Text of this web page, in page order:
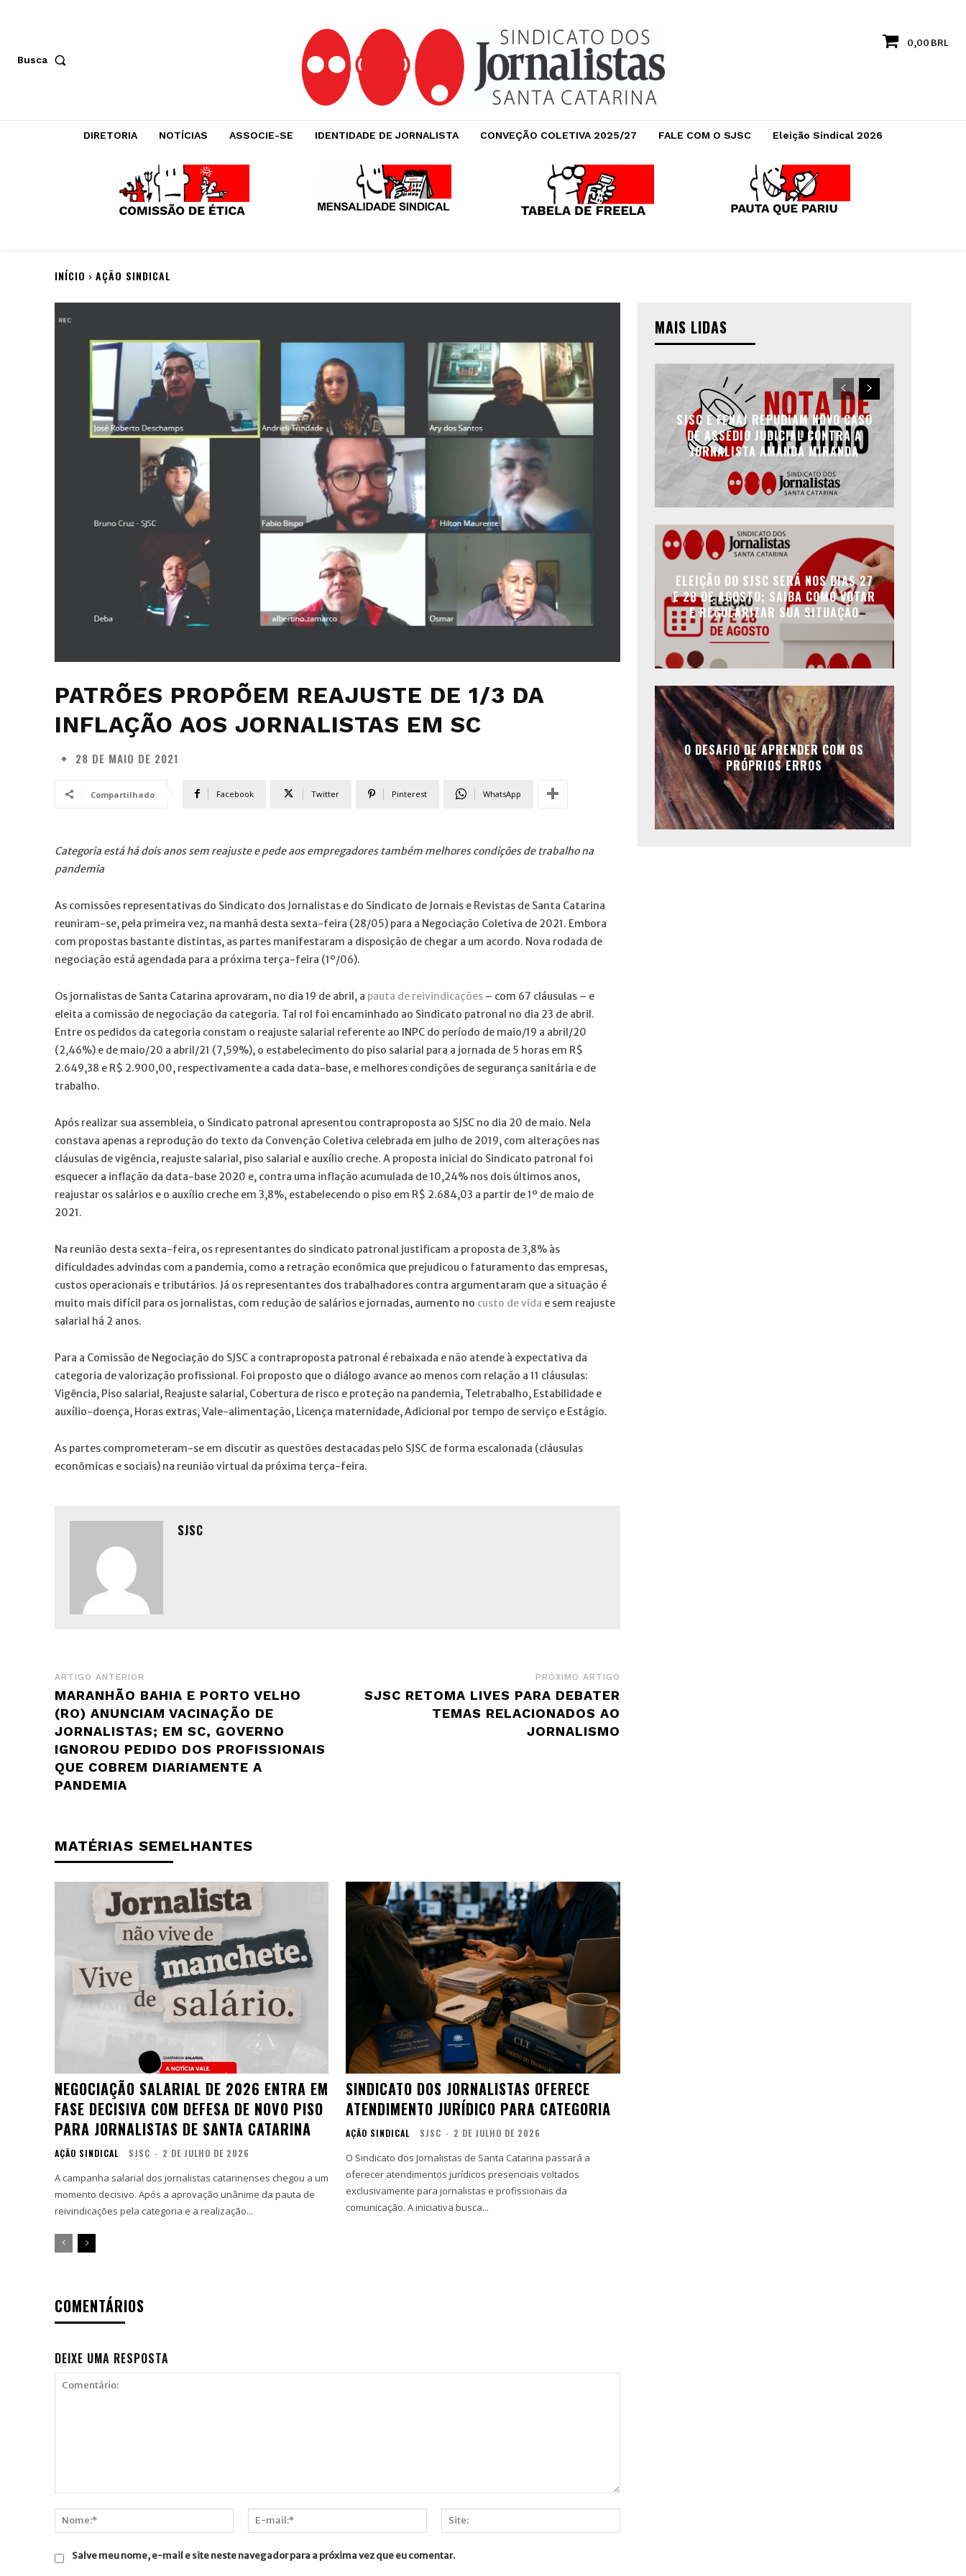
Busca
0,00 BRL
DIRETORIA NOTÍCIAS ASSOCIE-SE IDENTIDADE DE JORNALISTA CONVEÇÃO COLETIVA 2025/27 FALE COM O SJSC Eleição Sindical 2026
INÍCIO AÇÃO SINDICAL
PATRÕES PROPÕEM REAJUSTE DE 1/3 DA
INFLAÇÃO AOS JORNALISTAS EM SC
28 DE MAIO DE 2021
Compartilhado Facebook Twitter Pinterest WhatsApp
Categoria está há dois anos sem reajuste e pede aos empregadores também melhores condições de trabalho na
pandemia
As comissões representativas do Sindicato dos Jornalistas e do Sindicato de Jornais e Revistas de Santa Catarina
reuniram-se, pela primeira vez, na manhã desta sexta-feira (28/05) para a Negociação Coletiva de 2021. Embora
com propostas bastante distintas, as partes manifestaram a disposição de chegar a um acordo. Nova rodada de
negociação está agendada para a próxima terça-feira (1º/06).
Os jornalistas de Santa Catarina aprovaram, no dia 19 de abril, a pauta de reivindicações – com 67 cláusulas – e
eleita a comissão de negociação da categoria. Tal rol foi encaminhado ao Sindicato patronal no dia 23 de abril.
Entre os pedidos da categoria constam o reajuste salarial referente ao INPC do período de maio/19 a abril/20
(2,46%) e de maio/20 a abril/21 (7,59%), o estabelecimento do piso salarial para a jornada de 5 horas em R$
2.649,38 e R$ 2.900,00, respectivamente a cada data-base, e melhores condições de segurança sanitária e de
trabalho.
Após realizar sua assembleia, o Sindicato patronal apresentou contraproposta ao SJSC no dia 20 de maio. Nela
constava apenas a reprodução do texto da Convenção Coletiva celebrada em julho de 2019, com alterações nas
cláusulas de vigência, reajuste salarial, piso salarial e auxílio creche. A proposta inicial do Sindicato patronal foi
esquecer a inflação da data-base 2020 e, contra uma inflação acumulada de 10,24% nos dois últimos anos,
reajustar os salários e o auxílio creche em 3,8%, estabelecendo o piso em R$ 2.684,03 a partir de 1º de maio de
2021.
Na reunião desta sexta-feira, os representantes do sindicato patronal justificam a proposta de 3,8% às
dificuldades advindas com a pandemia, como a retração econômica que prejudicou o faturamento das empresas,
custos operacionais e tributários. Já os representantes dos trabalhadores contra argumentaram que a situação é
muito mais difícil para os jornalistas, com redução de salários e jornadas, aumento no custo de vida e sem reajuste
salarial há 2 anos.
Para a Comissão de Negociação do SJSC a contraproposta patronal é rebaixada e não atende à expectativa da
categoria de valorização profissional. Foi proposto que o diálogo avance ao menos com relação a 11 cláusulas:
Vigência, Piso salarial, Reajuste salarial, Cobertura de risco e proteção na pandemia, Teletrabalho, Estabilidade e
auxílio-doença, Horas extras, Vale-alimentação, Licença maternidade, Adicional por tempo de serviço e Estágio.
As partes comprometeram-se em discutir as questões destacadas pelo SJSC de forma escalonada (cláusulas
econômicas e sociais) na reunião virtual da próxima terça-feira.
SJSC
ARTIGO ANTERIOR
MARANHÃO BAHIA E PORTO VELHO
(RO) ANUNCIAM VACINAÇÃO DE
JORNALISTAS; EM SC, GOVERNO
IGNOROU PEDIDO DOS PROFISSIONAIS
QUE COBREM DIARIAMENTE A
PANDEMIA
PRÓXIMO ARTIGO
SJSC RETOMA LIVES PARA DEBATER
TEMAS RELACIONADOS AO
JORNALISMO
MATÉRIAS SEMELHANTES
NEGOCIAÇÃO SALARIAL DE 2026 ENTRA EM
FASE DECISIVA COM DEFESA DE NOVO PISO
PARA JORNALISTAS DE SANTA CATARINA
AÇÃO SINDICAL SJSC - 2 DE JULHO DE 2026
A campanha salarial dos jornalistas catarinenses chegou a um
momento decisivo. Após a aprovação unânime da pauta de
reivindicações pela categoria e a realização...
SINDICATO DOS JORNALISTAS OFERECE
ATENDIMENTO JURÍDICO PARA CATEGORIA
AÇÃO SINDICAL SJSC - 2 DE JULHO DE 2026
O Sindicato dos Jornalistas de Santa Catarina passará a
oferecer atendimentos jurídicos presenciais voltados
exclusivamente para jornalistas e profissionais da
comunicação. A iniciativa busca...
COMENTÁRIOS
DEIXE UMA RESPOSTA
mail:*
Salve meu nome, e-mail e site neste navegador para a próxima vez que eu comentar.
MAIS LIDAS
SJSC E FENAJ REPUDIAM NOVO CASO
DE ASSÉDIO JUDICIAL CONTRA A
JORNALISTA AMANDA MIRANDA
ELEIÇÃO DO SJSC SERÁ NOS DIAS 27
E 28 DE AGOSTO; SAIBA COMO VOTAR
E REGULARIZAR SUA SITUAÇÃO
O DESAFIO DE APRENDER COM OS
PRÓPRIOS ERROS